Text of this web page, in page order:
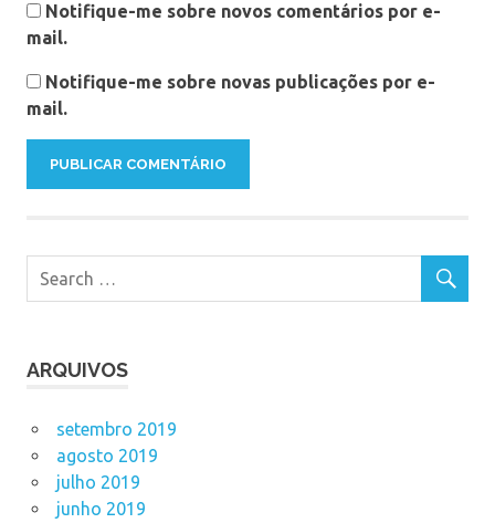
Notifique-me sobre novos comentários por e-
mail.
Notifique-me sobre novas publicações por e-
mail.
ARQUIVOS
setembro 2019
agosto 2019
julho 2019
junho 2019